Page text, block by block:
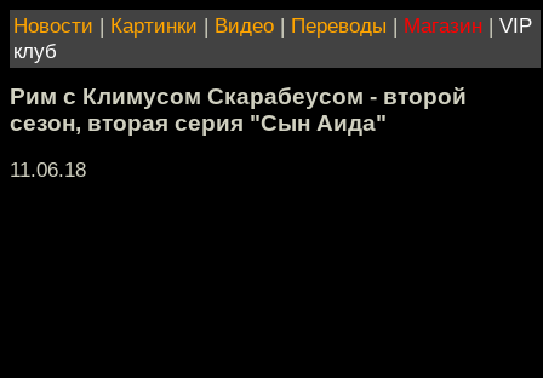
Новости | Картинки | Видео | Переводы | Магазин | VIP
клуб
Рим с Климусом Скарабеусом - второй
сезон, вторая серия "Сын Аида"
11.06.18